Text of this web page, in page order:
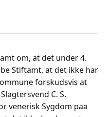
om, at det under 4.
Stiftamt, at det ikke har
forskudsvis at
C. S.
venerisk Sygdom paa